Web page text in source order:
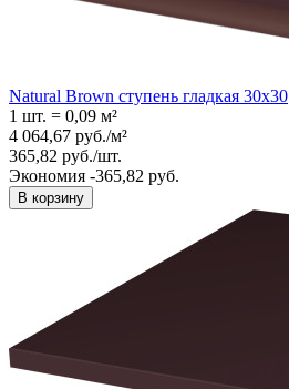
Natural Brown ступень гладкая 30x30
1 шт. = 0,09 м²
4 064,67 руб./м²
365,82 руб./шт.
Экономия -365,82 руб.
В корзину